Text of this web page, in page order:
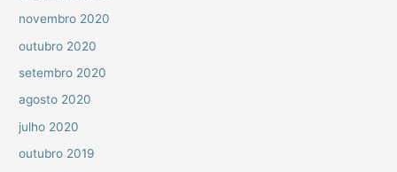
novembro 2020
outubro 2020
setembro 2020
agosto 2020
julho 2020
outubro 2019